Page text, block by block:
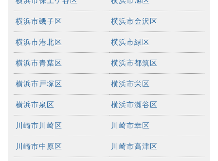
横浜市磯子区 横浜市金沢区
横浜市港北区 横浜市緑区
横浜市青葉区 横浜市都筑区
横浜市戸塚区 横浜市栄区
横浜市泉区 横浜市瀬谷区
川崎市川崎区 川崎市幸区
川崎市中原区 川崎市高津区